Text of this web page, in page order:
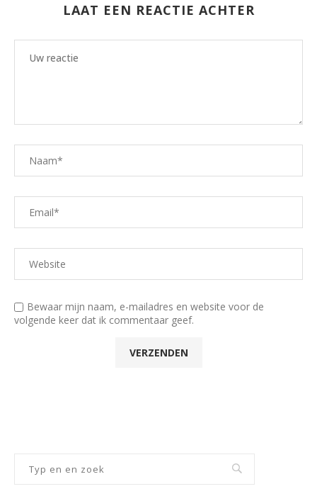
LAAT EEN REACTIE ACHTER
Bewaar mijn naam, e-mailadres en website voor de
volgende keer dat ik commentaar geef.